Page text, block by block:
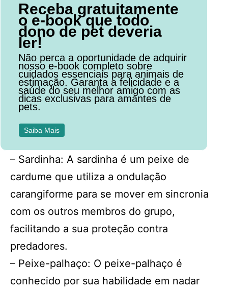
Receba gratuitamente
o e-book que todo
dono de pet deveria
ler!
Não perca a oportunidade de adquirir
nosso e-book completo sobre
cuidados essenciais para animais de
estimação. Garanta a felicidade e a
saúde do seu melhor amigo com as
dicas exclusivas para amantes de
pets.
Saiba Mais
– Sardinha: A sardinha é um peixe de
cardume que utiliza a ondulação
carangiforme para se mover em sincronia
com os outros membros do grupo,
facilitando a sua proteção contra
predadores.
– Peixe-palhaço: O peixe-palhaço é
conhecido por sua habilidade em nadar